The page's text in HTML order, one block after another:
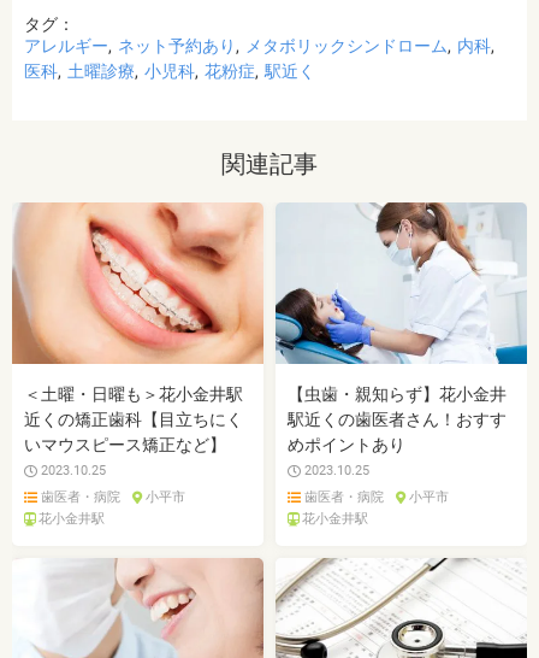
タグ：
アレルギー
ネット予約あり メタボリックシンドローム
内科
医科 土曜診療 小児科 花粉症 駅近く
関連記事
＜土曜・日曜も＞花小金井駅
近くの矯正歯科【目立ちにく
いマウスピース矯正など】
2023.10.25
歯医者・病院
小平市
花小金井駅
【虫歯・親知らず】花小金井
駅近くの歯医者さん！おすす
めポイントあり
2023.10.25
歯医者・病院
小平市
花小金井駅